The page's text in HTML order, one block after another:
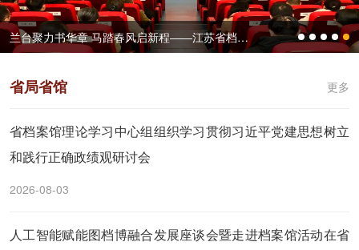
兰台聚力书华章 马踏春风启新程——江苏省档案馆召开2025年度总结表彰大会
省局省馆 更多
省档案馆理论学习中心组组织学习贯彻习近平党建思想树立
和践行正确政绩观研讨会
2026-08-03
人工智能赋能图档博融合发展座谈会暨走进档案馆活动在省